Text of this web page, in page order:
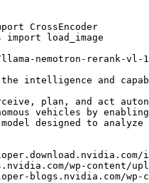
CrossEncoder
load_image
nemotron-rerank-vl-
the intelligence and
plan, and act
vehicles by
designed to
wp-content/
blogs.nvidia.com/